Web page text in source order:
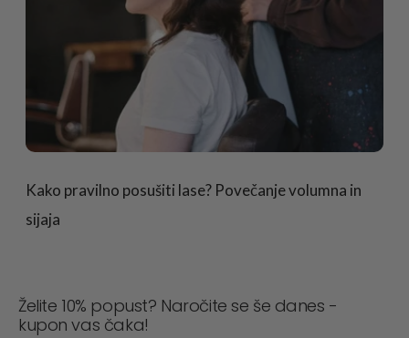
Kako pravilno posušiti lase? Povečanje volumna in
sijaja
Želite 10% popust? Naročite se še danes -
kupon vas čaka!